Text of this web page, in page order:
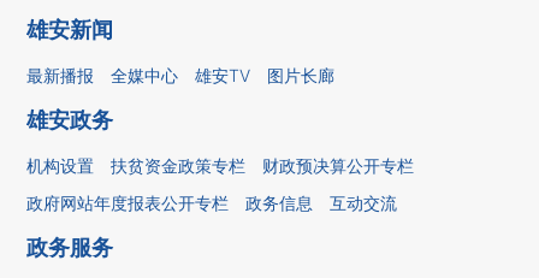
雄安新闻
最新播报 全媒中心 雄安TV 图片长廊
雄安政务
机构设置 扶贫资金政策专栏
财政预决算公开专栏
政府网站年度报表公开专栏
政务信息 互动交流
政务服务